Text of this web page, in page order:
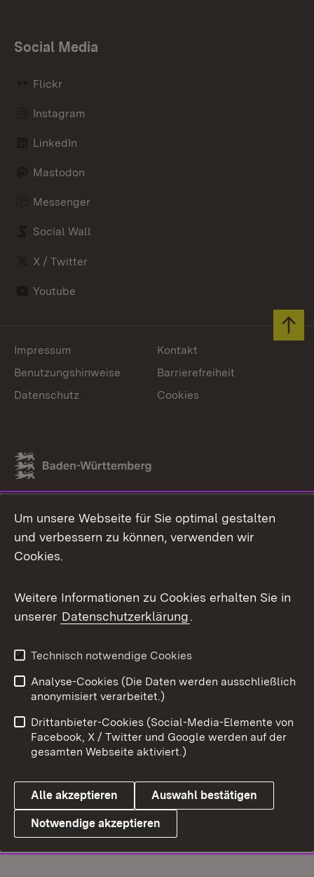
Social Media
Flickr
Instagram
LinkedIn
Mastodon
Messenger
Social Wall
X / Twitter
Youtube
Link zum Landesportal
Impressum
Kontakt
Benutzungshinweise
Barrierefreiheit
Datenschutz
Cookies
Um unsere Webseite für Sie optimal gestalten
und verbessern zu können, verwenden wir
Cookies.
Weitere Informationen zu Cookies erhalten Sie in
unserer Datenschutzerklärung.
Technisch notwendige Cookies
Analyse-Cookies (Die Daten werden ausschließlich
anonymisiert verarbeitet.)
Drittanbieter-Cookies (Social-Media-Elemente von
Facebook, X / Twitter und Google werden auf der
gesamten Webseite aktiviert.)
Alle akzeptieren Auswahl bestätigen
Notwendige akzeptieren